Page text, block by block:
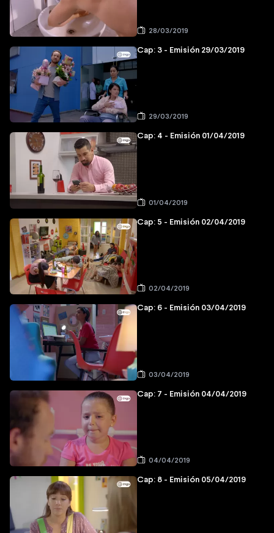
28/03/2019
Cap: 3 - Emisión 29/03/2019
29/03/2019
Cap: 4 - Emisión 01/04/2019
01/04/2019
Cap: 5 - Emisión 02/04/2019
02/04/2019
Cap: 6 - Emisión 03/04/2019
03/04/2019
Cap: 7 - Emisión 04/04/2019
04/04/2019
Cap: 8 - Emisión 05/04/2019